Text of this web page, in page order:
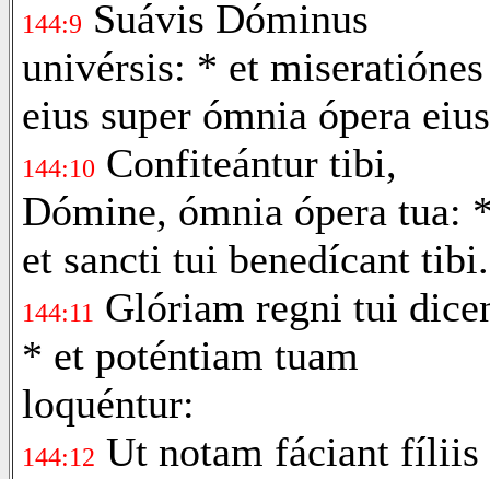
144:9 Suávis Dóminus
univérsis: * et miseratiónes
eius super ómnia ópera
144:10 Confiteántur tibi,
Dómine, ómnia ópera tua:
et sancti tui benedícant tibi.
144:11 Glóriam regni tui
* et poténtiam tuam
loquéntur:
144:12 Ut notam fáciant fíliis